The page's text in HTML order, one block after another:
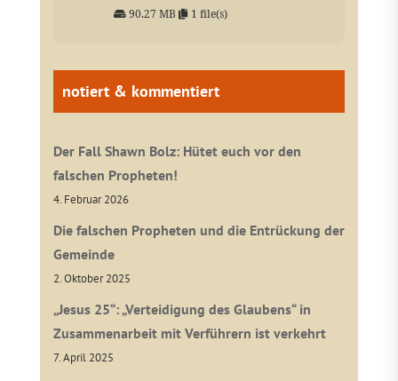
90.27 MB 1 file(s)
notiert & kommentiert
Der Fall Shawn Bolz: Hütet euch vor den
falschen Propheten!
4. Februar 2026
Die falschen Propheten und die Entrückung der
Gemeinde
2. Oktober 2025
„Jesus 25“: „Verteidigung des Glaubens“ in
Zusammenarbeit mit Verführern ist verkehrt
7. April 2025